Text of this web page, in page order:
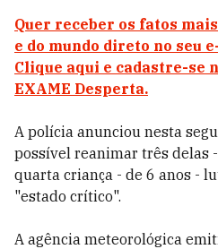
Quer receber os fatos
e do mundo direto no seu
Clique aqui e cadastre-
EXAME Desperta.
A polícia anunciou nesta
possível reanimar três delas
quarta criança - de 6 anos -
"estado crítico".
A agência meteorológica